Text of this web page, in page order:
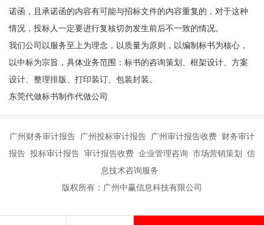
诺函，且承诺函的内容有可能与招标文件的内容重复的，对于这种
情况，投标人一定要进行复核切勿发生前后不一致的情况。
我们公司以服务至上为理念，以质量为原则，以编制标书为核心，
以中标为宗旨，具体业务范围：标书的咨询策划、框架设计、方案
设计、整理排版、打印装订、包装封装。
东莞代做标书制作代做公司
广州财务审计报告 广州投标审计报告 广州审计报告收费 财务审计
报告 投标审计报告 审计报告收费 企业管理咨询 市场营销策划 信
息技术咨询服务
版权所有：广州中赢信息科技有限公司